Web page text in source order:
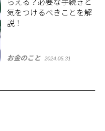
らえる？必要な手続きと
気をつけるべきことを解
説！
お金のこと 2024.05.31